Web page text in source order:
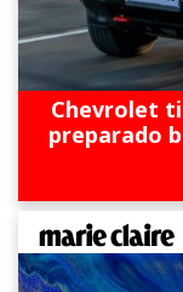
Chevrolet
preparado